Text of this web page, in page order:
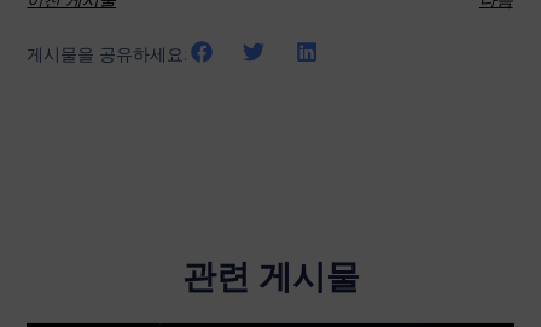
게시물을 공유하세요:
관련 게시물